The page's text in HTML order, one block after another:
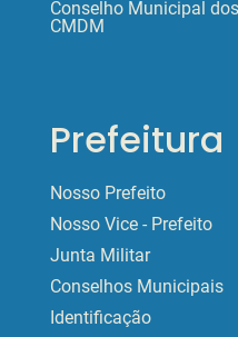
Conselho Municipal
CMDM
Prefeitura
Nosso Prefeito
Nosso Vice - Prefeito
Junta Militar
Conselhos Municipais
Identificação